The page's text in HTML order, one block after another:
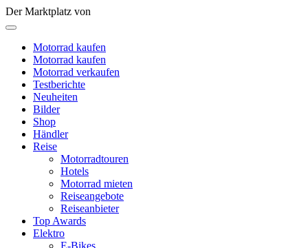
Der Marktplatz von
Motorrad kaufen
Motorrad kaufen
Motorrad verkaufen
Testberichte
Neuheiten
Bilder
Shop
Händler
Reise
Motorradtouren
Hotels
Motorrad mieten
Reiseangebote
Reiseanbieter
Top Awards
Elektro
E-Bikes